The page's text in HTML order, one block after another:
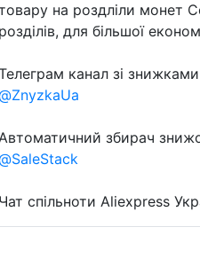
РФ/СНГ.
на роздліли монет
розділів, для більшої
канал зі
збирач
Чат спільноти Aliexpress